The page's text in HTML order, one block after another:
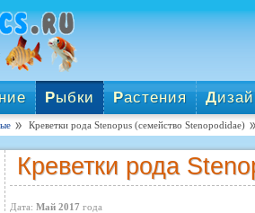
Рыбки Растения Д
Креветки рода Stenopus (семейство Stenopodidae)
Креветки рода
Дата: Май 2017 года